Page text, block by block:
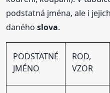
podstatná jména, ale i
danéhoslova.
PODSTATNÉ
JMÉNO
ROD,
VZOR